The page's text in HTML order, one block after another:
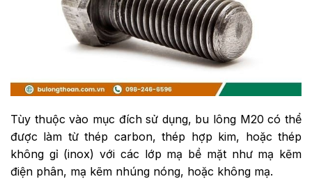
Tùy thuộc vào mục đích sử dụng, bu lông M20 có thể
được làm từ thép carbon, thép hợp kim, hoặc thép
không gỉ (inox) với các lớp mạ bề mặt như mạ kẽm
điện phân, mạ kẽm nhúng nóng, hoặc không mạ.